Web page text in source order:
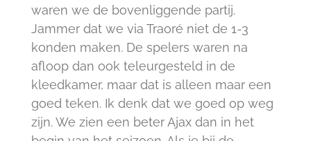
waren we de bovenliggende partij.
Jammer dat we via Traoré niet de 1-3
konden maken. De spelers waren na
afloop dan ook teleurgesteld in de
kleedkamer, maar dat is alleen maar een
goed teken. Ik denk dat we goed op weg
zijn. We zien een beter Ajax dan in het